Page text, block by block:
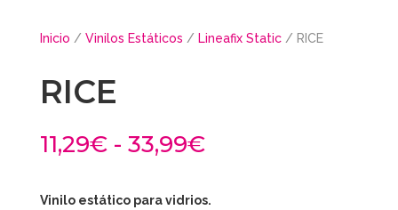
Inicio / Vinilos Estáticos / Lineafix Static/ RICE
RICE
11,29€ - 33,99€Rango
Vinilo estático para vidrios.